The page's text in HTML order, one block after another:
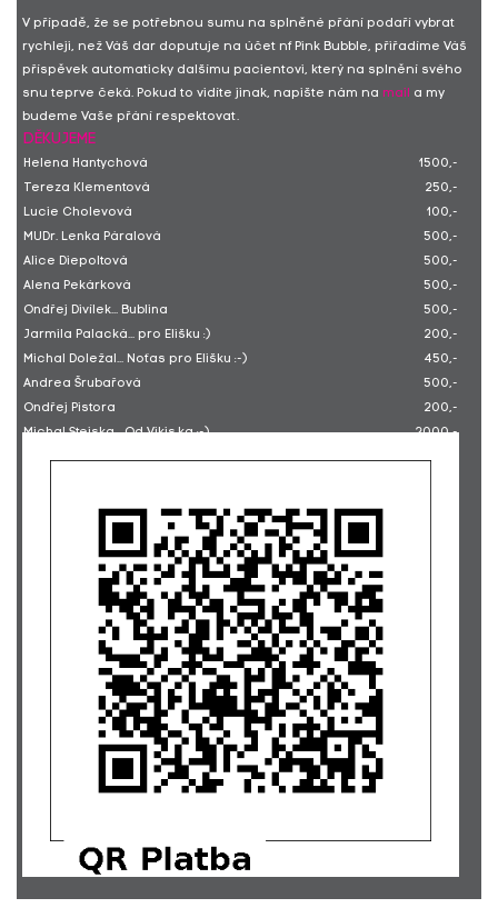
V případě, že se potřebnou sumu na splněné přání podaří vybrat
rychleji, než Váš dar doputuje na účet nf Pink Bubble, přiřadíme Váš
příspěvek automaticky dalšímu pacientovi, který na splnění svého
snu teprve čeká. Pokud to vidíte jinak, napište nám na mail
a my
budeme Vaše přání respektovat.
DĚKUJEME
Helena Hantychová
1500,-
Tereza Klementová
250,-
Lucie Cholevová
100,-
MUDr. Lenka Páralová
500,-
Alice Diepoltová
500,-
Alena Pekárková
500,-
Ondřej Divílek... Bublina
500,-
Jarmila Palacká... pro Elišku :)
200,-
Michal Doležal... Noťas pro Elišku :-)
450,-
Andrea Šrubařová
500,-
Ondřej Pistora
200,-
Michal Stejska... Od Vikis.ka :-)
2000,-
Gabriela Skopalová
MUDr. Lenka Páralová
Rexonix... notebook pro Elišku